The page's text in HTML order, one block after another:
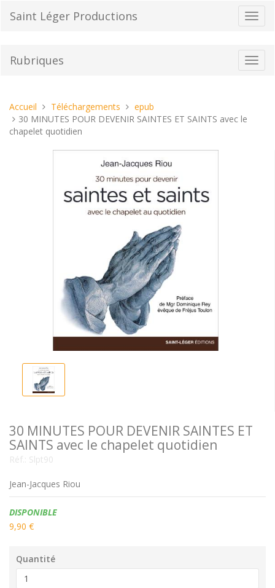
la
Saint Léger Productions
la
Rubriques
Vous
êtes
ici :
Accueil Téléchargements
epub
30 MINUTES POUR DEVENIR SAINTES ET SAINTS avec le
chapelet quotidien
30 MINUTES POUR DEVENIR SAINTES ET
SAINTS avec le chapelet quotidien
Réf.: Slpt90
Jean-Jacques Riou
Disponibilité:
DISPONIBLE
9,90 €
Quantité